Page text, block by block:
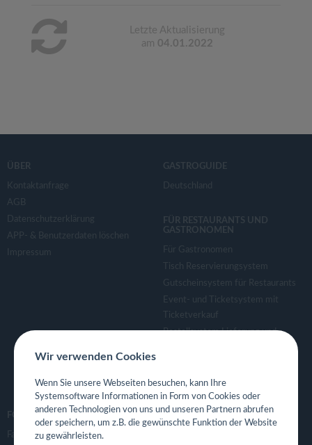
Letzte Aktualisierung
am 04.01.2022
ÜBER
Kontaktanfrage
AGB
Datenschutzerklärung
APP- & Benutzerdaten löschen
Impressum
GASTROGUIDE
Deutschland
FÜR RESTAURANTS UND
GASTRONOMEN
Für Gastronomen
Tisch Reservierungsystem
Gutscheinsystem für Restaurants
Event- und Ticketsystem mit
Ticketverkauf
Bestellsystem Lieferung und
Eigene App für Restaurant
FOLGE UNS
Facebook
Wir verwenden Cookies
Wenn Sie unsere Webseiten besuchen, kann Ihre
Systemsoftware Informationen in Form von Cookies oder
anderen Technologien von uns und unseren Partnern abrufen
oder speichern, um z.B. die gewünschte Funktion der Website
zu gewährleisten.